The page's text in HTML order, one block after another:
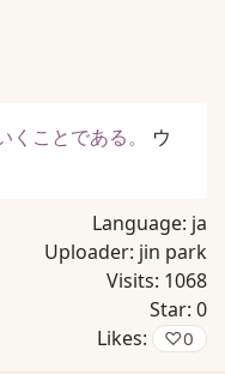
ことである。
ウ
Language: ja
Uploader: jin park
Visits: 1068
Star: 0
Likes:
♡0